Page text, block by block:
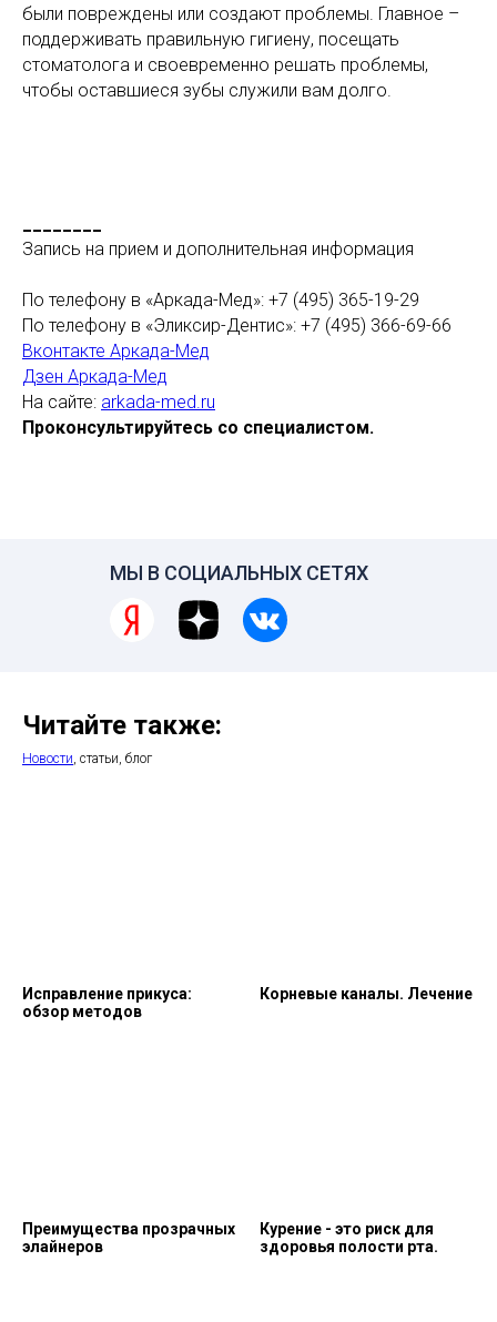
были повреждены или создают проблемы. Главное –
поддерживать правильную гигиену, посещать
стоматолога и своевременно решать проблемы,
чтобы оставшиеся зубы служили вам долго.
Запись на прием и дополнительная информация
По телефону в «Аркада-Мед»: +7 (495) 365-19-29
По телефону в «Эликсир-Дентис»: +7 (495) 366-69-66
Вконтакте Аркада-Мед
Дзен Аркада-Мед
На сайте: arkada-med.ru
Проконсультируйтесь со специалистом.
МЫ В СОЦИАЛЬНЫХ СЕТЯХ
Читайте также:
Новости, статьи, блог
Исправление прикуса:
обзор методов
Корневые каналы. Лечение
Преимущества прозрачных
элайнеров
Курение - это риск для
здоровья полости рта.